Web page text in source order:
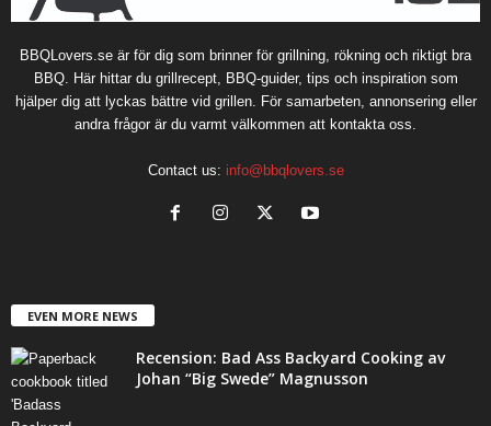
BBQLovers.se är för dig som brinner för grillning, rökning och riktigt bra
BBQ. Här hittar du grillrecept, BBQ-guider, tips och inspiration som
hjälper dig att lyckas bättre vid grillen. För samarbeten, annonsering eller
andra frågor är du varmt välkommen att kontakta oss.
Contact us: info@bbqlovers.se
EVEN MORE NEWS
Recension: Bad Ass Backyard Cooking av
Johan “Big Swede” Magnusson